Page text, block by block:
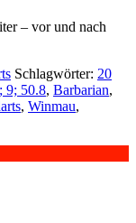
– vor und nach
Schlagwörter: 20
9; 50.8, Barbarian,
, Winmau,